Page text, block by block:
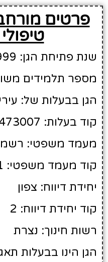
פרטים
שנת פתיחת הגן: 1999
מספר תלמידים משוער: 8
הגן בבעלות של:
קוד בעלות: 10473007
מעמד משפטי: רשמי
קוד מעמד משפטי: 1
יחידת דיווח: צפון
קוד יחידת דיווח: 2
רשות חינוך: נצרת
הגן הינו בבעלות